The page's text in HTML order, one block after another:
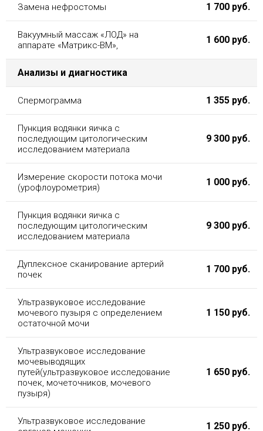
Замена нефростомы 1 700 руб.
Вакуумный массаж «ЛОД» на
аппарате «Матрикс-ВМ»,
1 600 руб.
Анализы и диагностика
Спермограмма 1 355 руб.
Пункция водянки яичка с
последующим цитологическим
исследованием материала
9 300 руб.
Измерение скорости потока мочи
(урофлоурометрия)
1 000 руб.
Пункция водянки яичка с
последующим цитологическим
исследованием материала
9 300 руб.
Дуплексное сканирование артерий
почек
1 700 руб.
Ультразвуковое исследование
мочевого пузыря с определением
остаточной мочи
1 150 руб.
Ультразвуковое исследование
мочевыводящих
путей(ультразвуковое исследование
почек, мочеточников, мочевого
пузыря)
1 650 руб.
Ультразвуковое исследование
1 250 руб.